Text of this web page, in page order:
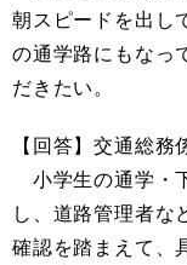
朝スピードを出し
の通学路にもなっ
だきたい。
【回答】交通総務
小学生の通学・
し、道路管理者な
確認を踏まえて、